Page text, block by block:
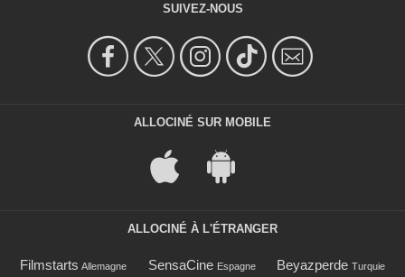
SUIVEZ-NOUS
ALLOCINÉ SUR MOBILE
ALLOCINÉ À L'ÉTRANGER
Filmstarts Allemagne SensaCine Espagne Beyazperde Turquie